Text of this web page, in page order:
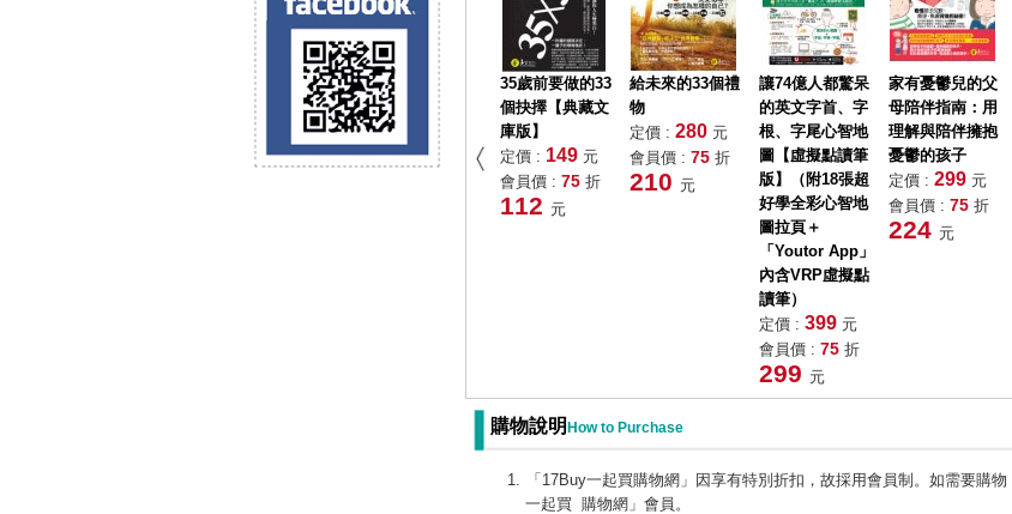
35歲前要做的33
個抉擇【典藏文
庫版】
定價 : 149 元
會員價 : 75 折
112 元
給未來的33個禮
物
定價 : 280 元
會員價 : 75 折
210 元
讓74億人都驚呆
的英文字首、字
根、字尾心智地
圖【虛擬點讀筆
版】（附18張超
好學全彩心智地
圖拉頁＋
「Youtor App」
內含VRP虛擬點
讀筆）
定價 : 399 元
會員價 : 75 折
299 元
家有憂鬱兒的父
母陪伴指南：用
理解與陪伴擁抱
憂鬱的孩子
定價 : 299 元
會員價 : 75 折
224 元
購物說明 How to Purchase
「17Buy一起買購物網」因享有特別折扣 ，故採用會員制 。如需要購物
一起買 購物網」會員。